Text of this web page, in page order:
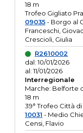
18 m
Trofeo Gigliato
09035- Borgo al
Franceschi,
Crescioli, Giulia
R2610002
dal: 10/01/2026
al: 11/01/2026
Interregionale
Marche: Belforte
18 m
39° Trofeo Città
10031 - Medio
Censi, Flavio